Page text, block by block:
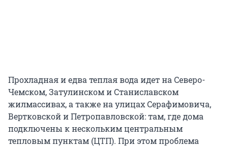
Прохладная и едва теплая вода идет на Северо-
Чемском, Затулинском и Станиславском
жилмассивах, а также на улицах Серафимовича,
Вертковской и Петропавловской: там, где дома
подключены к нескольким центральным
тепловым пунктам (ЦТП). При этом проблема